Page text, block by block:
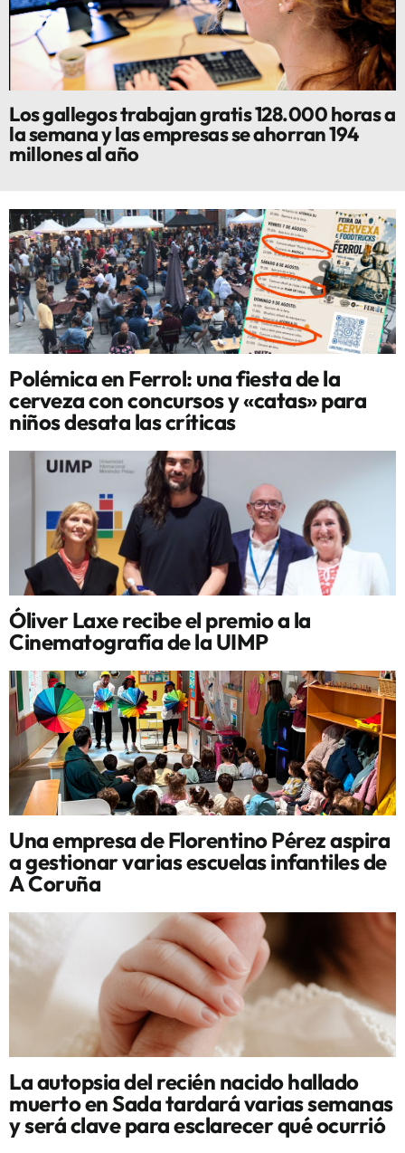
Los gallegos trabajan gratis 128.000 horas a
la semana y las empresas se ahorran 194
millones al año
Polémica en Ferrol: una fiesta de la
cerveza con concursos y «catas» para
niños desata las críticas
Óliver Laxe recibe el premio a la
Cinematografía de la UIMP
Una empresa de Florentino Pérez aspira
a gestionar varias escuelas infantiles de
A Coruña
La autopsia del recién nacido hallado
muerto en Sada tardará varias semanas
y será clave para esclarecer qué ocurrió